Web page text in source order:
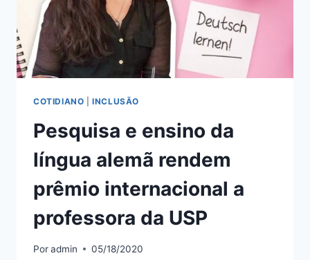
COTIDIANO |INCLUSÃO
Pesquisa e ensino da
língua alemã rendem
prêmio internacional a
professora da USP
Poradmin 05/18/2020